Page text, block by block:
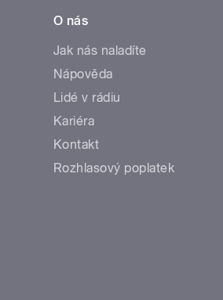
O nás
Jak nás naladíte
Nápověda
Lidé v rádiu
Kariéra
Kontakt
Rozhlasový poplatek